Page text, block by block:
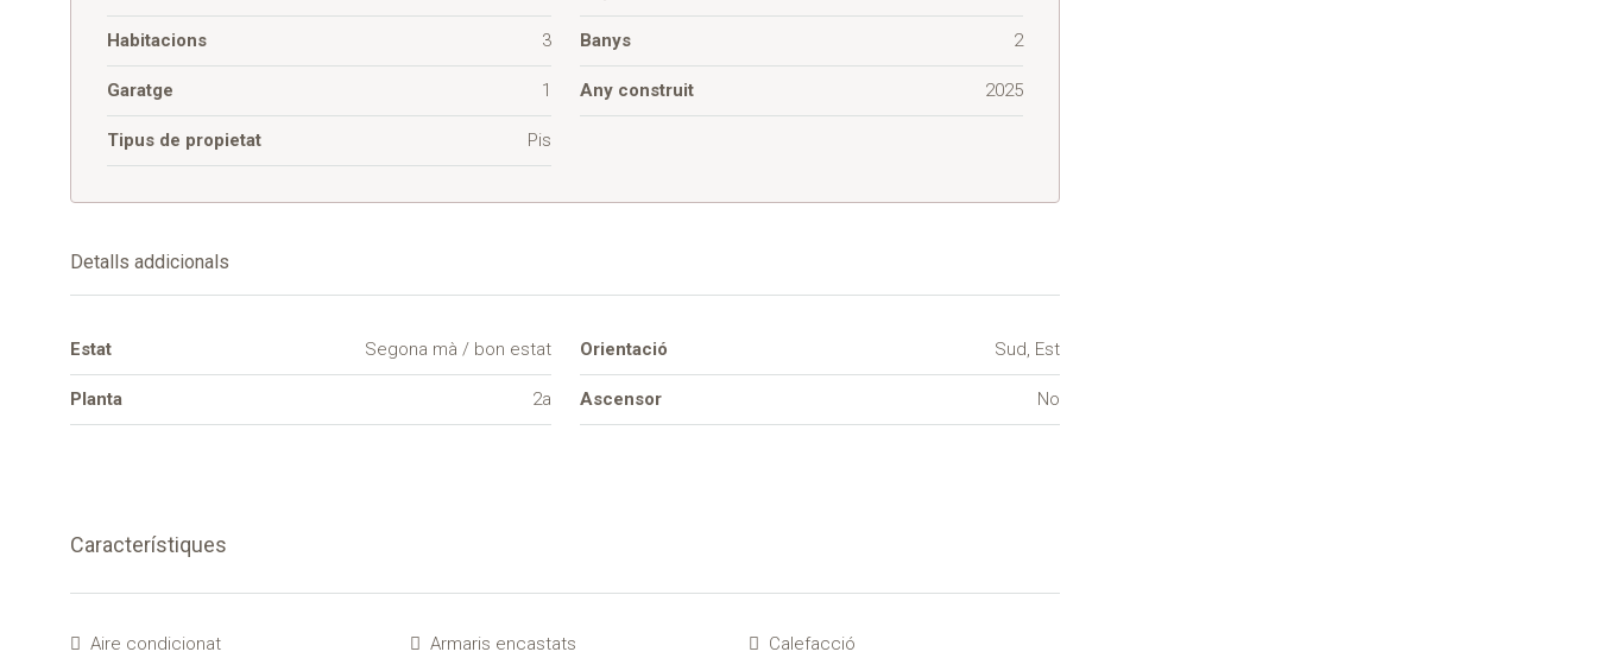
Habitacions 3 Banys 2
Garatge 1 Any construit 2025
Tipus de propietat Pis
Detalls addicionals
Estat Segona mà / bon estat Orientació Sud, Est
Planta 2a Ascensor No
Característiques
Aire condicionat Armaris encastats Calefacció